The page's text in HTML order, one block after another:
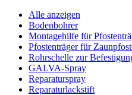
Alle anzeigen
Bodenbohrer
Montagehilfe für
Pfostenträger für
Rohrschelle zur
GALVA-Spray
Reparaturspray
Reparaturlackstift